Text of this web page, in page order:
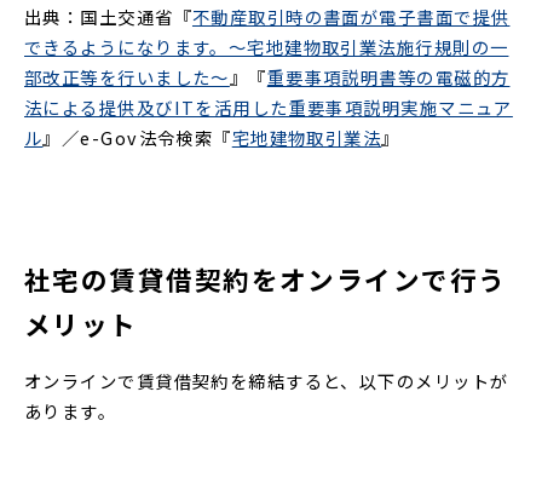
出典：国土交通省『不動産取引時の書面が電子書面で提供
できるようになります。～宅地建物取引業法施行規則の一
部改正等を行いました～ 』『重要事項説明書等の電磁的方
法による提供及びITを活用した重要事項説明実施マニュア
ル』／e-Gov法令検索『宅地建物取引業法』
社宅の賃貸借契約をオンラインで行う
メリット
オンラインで賃貸借契約を締結すると、以下のメリットが
あります。